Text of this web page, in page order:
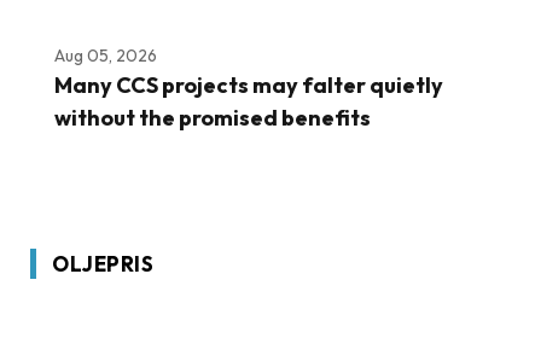
Aug 05, 2026
Many CCS projects may falter quietly
without the promised benefits
OLJEPRIS